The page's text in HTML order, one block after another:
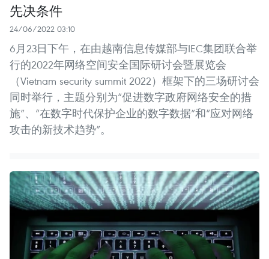
先决条件
24/06/2022 03:10
6月23日下午，在由越南信息传媒部与IEC集团联合举
行的2022年网络空间安全国际研讨会暨展览会
（Vietnam security summit 2022）框架下的三场研讨会
同时举行，主题分别为“促进数字政府网络安全的措
施”、“在数字时代保护企业的数字数据”和“应对网络
攻击的新技术趋势”。